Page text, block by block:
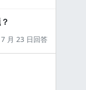
7 月 23 日回答